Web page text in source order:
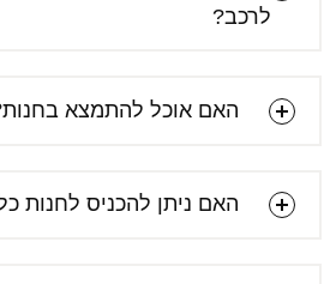
לרכב?
האם אוכל להתמצא
האם ניתן להכניס לחנות